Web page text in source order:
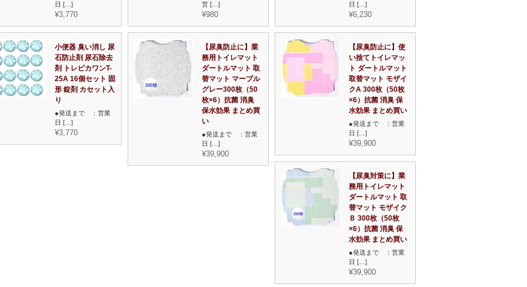
日 […]
¥3,770
営 […]
¥980
日 […]
¥6,230
小便器 臭い消し 尿
石防止剤 尿石除去
剤 トレピカワンT-
25A 16個セット 固
形 錠剤 カセット入
り
●発送まで ：営業
日 […]
¥3,770
【尿臭防止に】業
務用トイレマット
ダートルマット 取
替マット マーブル
グレー300枚（50
枚×6）抗菌 消臭
保水効果 まとめ買
い
●発送まで ：営業
日 […]
¥39,900
【尿臭防止に】使
い捨てトイレマッ
ト ダートルマット
取替マット モザイ
クA 300枚（50枚
×6）抗菌 消臭 保
水効果 まとめ買い
●発送まで ：営業
日 […]
¥39,900
【尿臭対策に】業
務用トイレマット
ダートルマット 取
替マット モザイク
Ｂ 300枚（50枚
×6）抗菌 消臭 保
水効果 まとめ買い
●発送まで ：営業
日 […]
¥39,900